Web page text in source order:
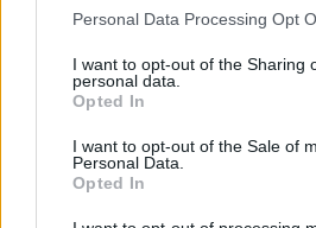
Please note that this website/app
not limited to your visit or usage
grant or deny consent to Google
use your data for below specified
consent section.
Personal Data Processing Opt
I want to opt-out of the Sharing
personal data.
Opted In
I want to opt-out of the Sale of
Personal Data.
Opted In
beszédére fog sor kerülni. Bár
derülni, hogy miért volt
logikusabb) megcserélni a…